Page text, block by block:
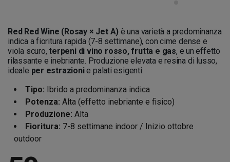
Red Red Wine (Rosay × Jet A) è una varietà a predominanza
indica a fioritura rapida (7-8 settimane), con cime dense e
viola scuro,terpeni di vino rosso, frutta e gas, e un effetto
rilassante e inebriante. Produzione elevata e resina di lusso,
ideale per estrazionie palati esigenti.
Tipo: Ibrido a predominanza indica
Potenza: Alta (effetto inebriante e fisico)
Produzione: Alta
Fioritura: 7-8 settimane indoor / Inizio ottobre
outdoor